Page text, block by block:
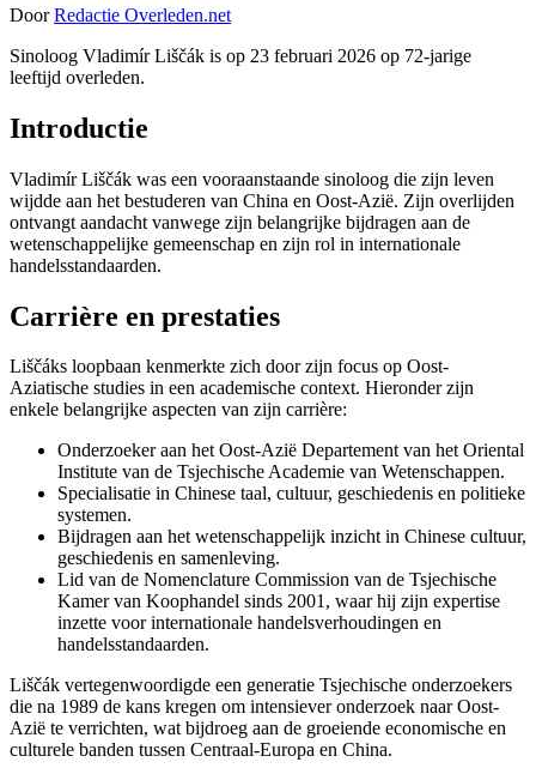
Door Redactie Overleden.net
Sinoloog Vladimír Liščák is op 23 februari 2026 op 72-jarige
leeftijd overleden.
Introductie
Vladimír Liščák was een vooraanstaande sinoloog die zijn leven
wijdde aan het bestuderen van China en Oost-Azië. Zijn overlijden
ontvangt aandacht vanwege zijn belangrijke bijdragen aan de
wetenschappelijke gemeenschap en zijn rol in internationale
handelsstandaarden.
Carrière en prestaties
Liščáks loopbaan kenmerkte zich door zijn focus op Oost-
Aziatische studies in een academische context. Hieronder zijn
enkele belangrijke aspecten van zijn carrière:
Onderzoeker aan het Oost-Azië Departement van het Oriental
Institute van de Tsjechische Academie van Wetenschappen.
Specialisatie in Chinese taal, cultuur, geschiedenis en politieke
systemen.
Bijdragen aan het wetenschappelijk inzicht in Chinese cultuur,
geschiedenis en samenleving.
Lid van de Nomenclature Commission van de Tsjechische
Kamer van Koophandel sinds 2001, waar hij zijn expertise
inzette voor internationale handelsverhoudingen en
handelsstandaarden.
Liščák vertegenwoordigde een generatie Tsjechische onderzoekers
die na 1989 de kans kregen om intensiever onderzoek naar Oost-
Azië te verrichten, wat bijdroeg aan de groeiende economische en
culturele banden tussen Centraal-Europa en China.